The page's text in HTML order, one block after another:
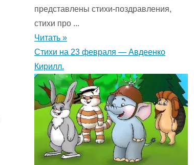
представлены стихи-поздравления,
стихи про ...
Читать »
Стихи на 23 февраля — Авдеенко
Кирилл.